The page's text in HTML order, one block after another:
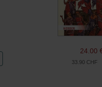
24.00
33.90 CHF